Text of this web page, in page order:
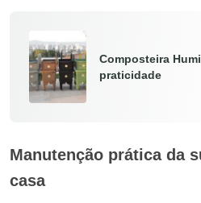
Composteira
praticidade
Manutenção prática da
casa